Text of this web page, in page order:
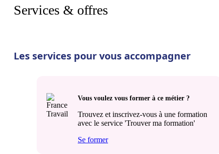
Services & offres
Les services pour vous accompagner
Vous voulez vous former à ce métier ?
Trouvez et inscrivez-vous à une formation
avec le service 'Trouver ma formation'
Se former